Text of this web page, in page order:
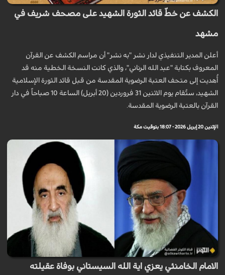
الكشف عن خطّ قائد الثورة الشهيد على مصحف شريف في
مشهد
أعلن المدير التنفيذي لدار نشر "به نشر" أن مراسم الكشف عن القرآن
المعروف بكتابة "عبد الله الرناني"، والذي كانت النسخة الخطية منه قد
أُهديت إلى متحف العتبة الرضوية المقدسة من قبل قائد الثورة الإسلامية
الشهيد، ستُقام يوم الاثنين 31 فروردين (20 أبريل) الساعة 10 صباحاً في دار
القرآن بالعتبة الرضوية المقدسة.
الإثنين 20 إبريل 2026 - 18:07 بتوقيت مكة
الامام الخامنئي يعزي اية الله السيستاني بوفاة عقيلته